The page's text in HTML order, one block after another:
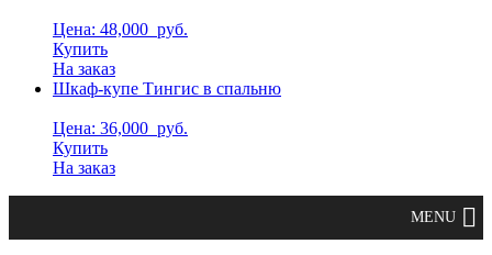
Цена: 48,000 руб.
Купить
На заказ
Шкаф-купе Тингис в спальню
Цена: 36,000 руб.
Купить
На заказ